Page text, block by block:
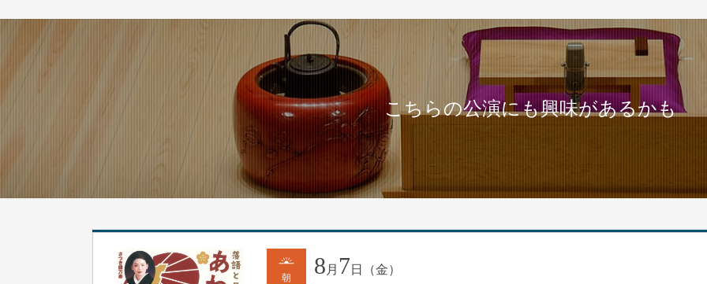
こちらの公演にも興味があるかも
朝 8月 7日（金）